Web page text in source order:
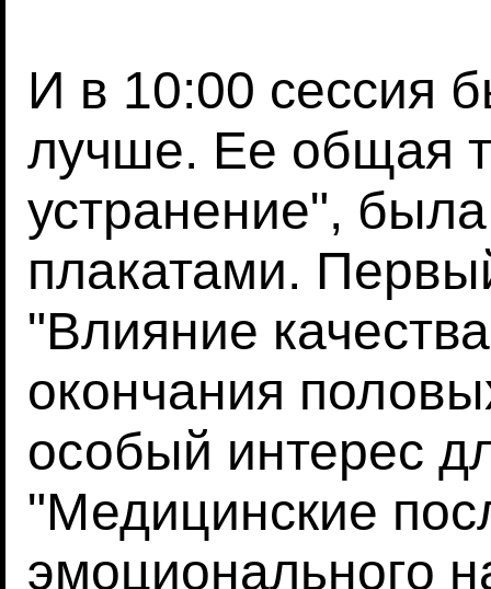
И в 10:00 сессия
лучше. Ее общая
устранение",
плакатами.
"Влияние
окончания
особый интерес
"Медицинские
эмоционального